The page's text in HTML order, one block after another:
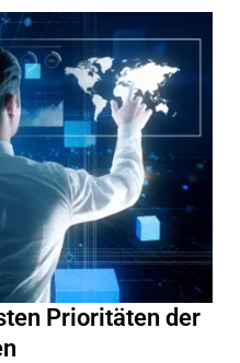
Prioritäten der